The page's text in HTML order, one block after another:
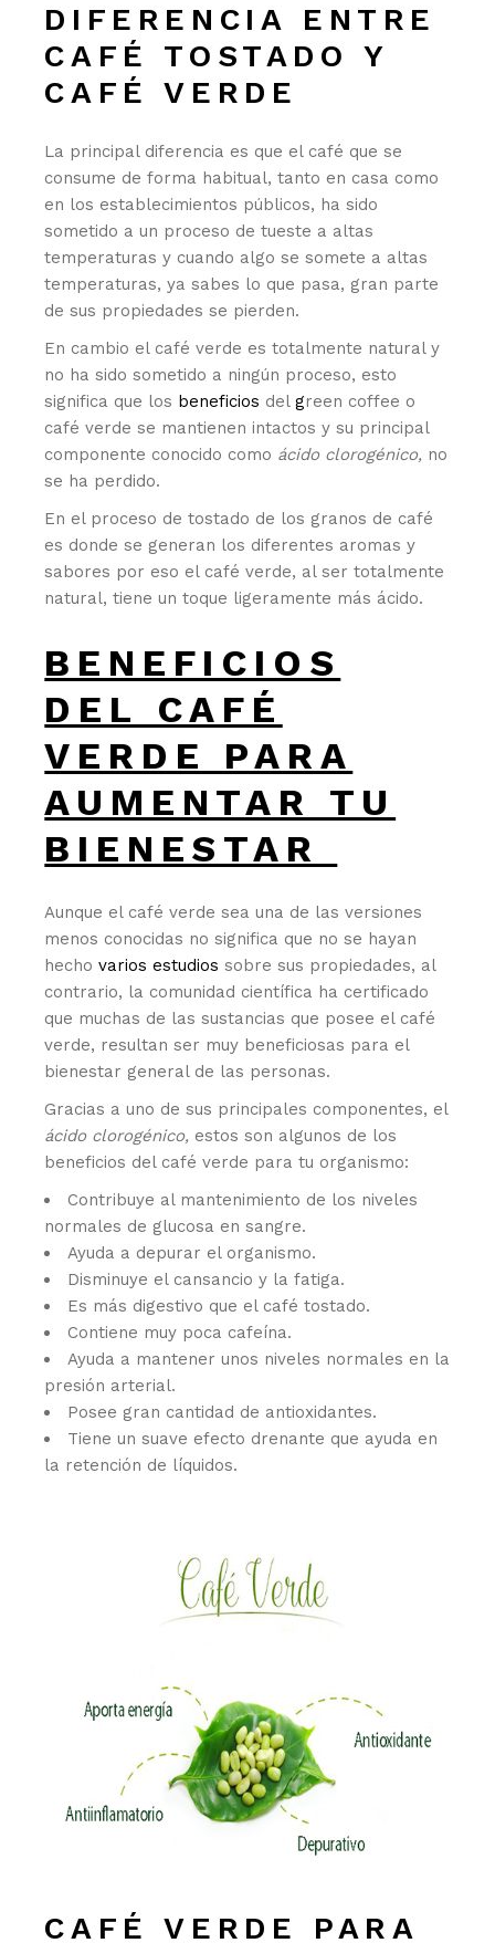
DIFERENCIA ENTRE
CAFÉ TOSTADO Y
CAFÉ VERDE
La principal diferencia es que el café que se
consume de forma habitual, tanto en casa como
en los establecimientos públicos, ha sido
sometido a un proceso de tueste a altas
temperaturas y cuando algo se somete a altas
temperaturas, ya sabes lo que pasa, gran parte
de sus propiedades se pierden.
En cambio el café verde es totalmente natural y
no ha sido sometido a ningún proceso, esto
significa que los beneficios delgreen coffee o
café verde se mantienen intactos y su principal
componente conocido como ácido clorogénico, no
se ha perdido.
En el proceso de tostado de los granos de café
es donde se generan los diferentes aromas y
sabores por eso el café verde, al ser totalmente
natural, tiene un toque ligeramente más ácido.
BENEFICIOS
DEL CAFÉ
VERDE PARA
AUMENTAR TU
BIENESTAR
Aunque el café verde sea una de las versiones
menos conocidas no significa que no se hayan
hechovarios estudios sobre sus propiedades, al
contrario, la comunidad científica ha certificado
que muchas de las sustancias que posee el café
verde, resultan ser muy beneficiosas para el
bienestar general de las personas.
Gracias a uno de sus principales componentes, el
ácido clorogénico, estos son algunos de los
beneficios del café verde para tu organismo:
Contribuye al mantenimiento de los niveles
normales de glucosa en sangre.
Ayuda a depurar el organismo.
Disminuye el cansancio y la fatiga.
Es más digestivo que el café tostado.
Contiene muy poca cafeína.
Ayuda a mantener unos niveles normales en la
presión arterial.
Posee gran cantidad de antioxidantes.
Tiene un suave efecto drenante que ayuda en
la retención de líquidos.
CAFÉ VERDE PARA